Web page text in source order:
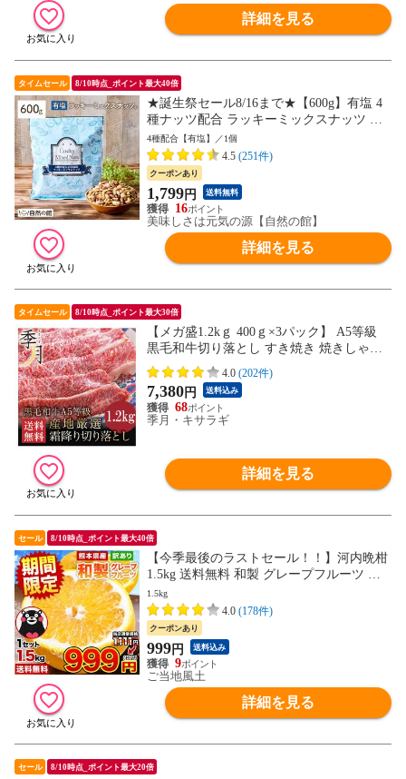
詳細を見る
タイムセール 8/10時点_ポイント最大40倍
★誕生祭セール8/16まで★【600g】有塩 4
種ナッツ配合 ラッキーミックスナッツ 送
料無料 おつまみ 製菓材料 業務用 大容量
ポスト投函 訳あり(簡易梱包) 88s
4種配合【有塩】／1個
4.5 (251件)
クーポンあり
1,799円 送料無料
16
美味しさは元気の源【自然の館】
詳細を見る
タイムセール 8/10時点_ポイント最大30倍
【メガ盛1.2kｇ 400ｇ×3パック】 A5等級
黒毛和牛切り落とし すき焼き 焼きしゃぶ
送料無料 肉 牛肉 和牛 お取り寄せ グルメ
大容量 〈※北海道・沖縄・東北6県：追加
送料必要〉
4.0 (202件)
7,380円 送料込み
68
季月・キサラギ
詳細を見る
セール 8/10時点_ポイント最大40倍
【今季最後のラストセール！！】河内晩柑
1.5kg 送料無料 和製 グレープフルーツ お
まけ フルーツ 果物 みかん 訳あり 熊本県
産《1-5営業日以内に出荷予定（土日祝日
除く）》---d2_wbankan4s4s_s_26_1111_1500
g---
1.5kg
4.0 (178件)
クーポンあり
999円 送料込み
9
ご当地風土
詳細を見る
セール 8/10時点_ポイント最大20倍